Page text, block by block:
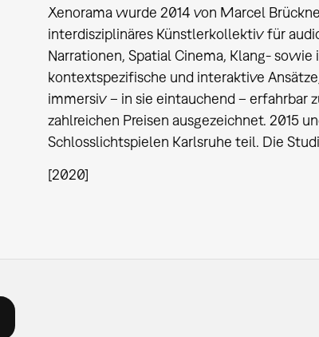
Xenorama wurde 2014 von Marcel
interdisziplinäres Künstlerkollektiv für
Narrationen, Spatial Cinema, Klang-
kontextspezifische und interaktive
immersiv – in sie eintauchend –
zahlreichen Preisen ausgezeichnet. 2015
Schlosslichtspielen Karlsruhe teil. Die
[2020]